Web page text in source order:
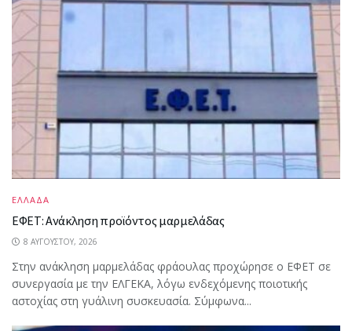
ΕΛΛΑΔΑ
ΕΦΕΤ: Ανάκληση προϊόντος μαρμελάδας
8 ΑΥΓΟΎΣΤΟΥ, 2026
Στην ανάκληση μαρμελάδας φράουλας προχώρησε ο ΕΦΕΤ σε
συνεργασία με την ΕΛΓΕΚΑ, λόγω ενδεχόμενης ποιοτικής
αστοχίας στη γυάλινη συσκευασία. Σύμφωνα...